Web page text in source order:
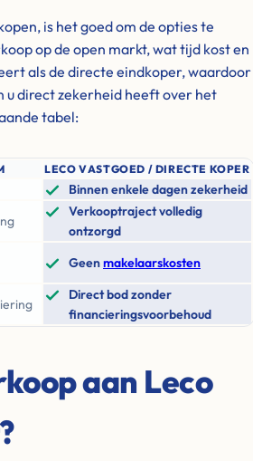
is het goed om de opties te
op de open markt, wat tijd kost en
als de directe eindkoper, waardoor
u direct zekerheid heeft over het
tabel:
LECO VASTGOED / DIRECTE KOPER
Binnen enkele dagen zekerheid
Verkooptraject volledig
ontzorgd
Geenmakelaarskosten
Direct bod zonder
financieringsvoorbehoud
aan Leco